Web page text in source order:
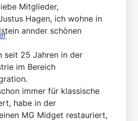
Mitglieder,
Hagen, ich wohne in
annder schönen
seit 25 Jahren in der
im Bereich
immer für klassische
habe in der
MG Midget restauriert,